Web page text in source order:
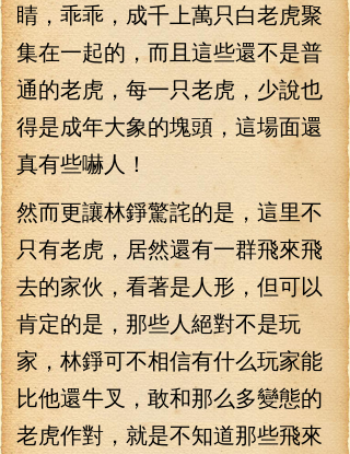
睛，乖乖，成千上萬只白老虎聚
集在一起的，而且這些還不是普
通的老虎，每一只老虎，少說也
得是成年大象的塊頭，這場面還
真有些嚇人！
然而更讓林錚驚詫的是，這里不
只有老虎，居然還有一群飛來飛
去的家伙，看著是人形，但可以
肯定的是，那些人絕對不是玩
家，林錚可不相信有什么玩家能
比他還牛叉，敢和那么多變態的
老虎作對，就是不知道那些飛來